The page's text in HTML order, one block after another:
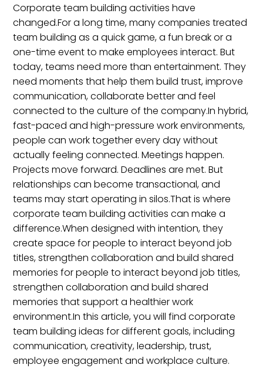
Corporate team building activities have
changed.For a long time, many companies treated
team building as a quick game, a fun break or a
one-time event to make employees interact. But
today, teams need more than entertainment. They
need moments that help them build trust, improve
communication, collaborate better and feel
connected to the culture of the company.In hybrid,
fast-paced and high-pressure work environments,
people can work together every day without
actually feeling connected. Meetings happen.
Projects move forward. Deadlines are met. But
relationships can become transactional, and
teams may start operating in silos.That is where
corporate team building activities can make a
difference.When designed with intention, they
create space for people to interact beyond job
titles, strengthen collaboration and build shared
memories for people to interact beyond job titles,
strengthen collaboration and build shared
memories that support a healthier work
environment.In this article, you will find corporate
team building ideas for different goals, including
communication, creativity, leadership, trust,
employee engagement and workplace culture.